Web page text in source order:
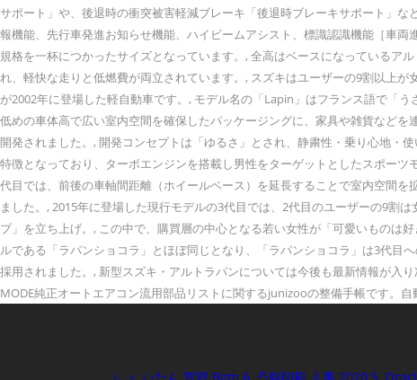
サポート」や、後退時の衝突被害軽減ブレーキ「後退時ブレーキサポート」
報機能、先行車発進お知らせ機能、ハイビームアシスト、標識認識機能［車
規格を一杯につかったサイズとなっています。, 全高はベースになっているア
れ、軽快な走りと低燃費が両立されています。, スズキはユーザーの9割以上
が2002年に登場した軽自動車です。, モデル名の「Lapin」はフランス語で「
低めの車体高で広い室内空間を確保したパッケージングに、家具や雑貨など
開発されました。, 開発コンセプトは「ゆるさ」とされ、静粛性・乗り心地・
特徴となっており、ターボエンジンを搭載し男性をターゲットとしたスポー
代目では、前後の車軸間距離（ホイールベース）を延長することで室内空間
ました。, 2015年に登場した現行モデルの3代目では、2代目のユーザーの9割
プ」を立ち上げ。, この中で、購買層の中心となる若い女性が「可愛いものは
ルである「ラパンショコラ」とほぼ同じとなり、「ラパンショコラ」は3代目
採用されました。, 新型スズキ・アルトラパンについては今後も最新情報が入
MODE純正オートエアコン流用部品リストに関するjunizooの整備手帳です。自